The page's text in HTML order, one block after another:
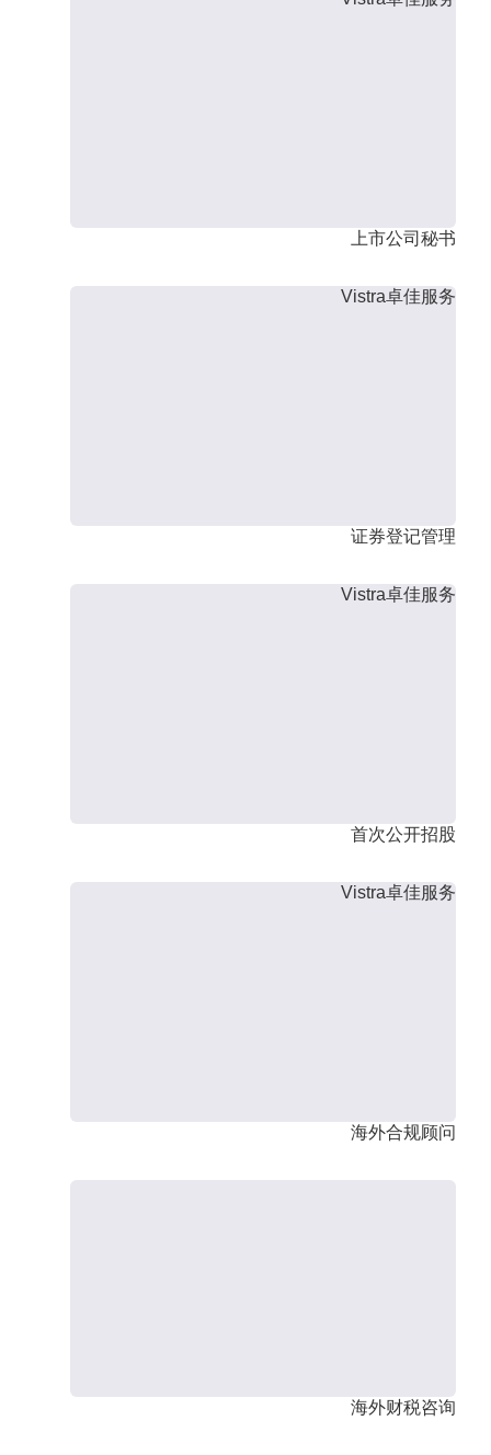
上市公司秘书
Vistra卓佳服务
证券登记管理
Vistra卓佳服务
首次公开招股
Vistra卓佳服务
海外合规顾问
海外财税咨询